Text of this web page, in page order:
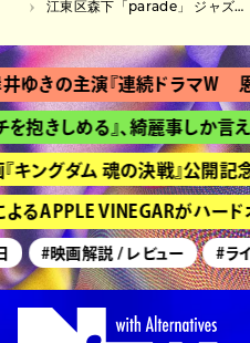
江東区森下「parade」 ジャズ喫茶よりも軽やかで、芯が通った選曲の魅力
演『連続ドラマＷ 恩田陸 ユ
る』、綺麗事しか言えない少
ム 魂の決戦』公開記念PV解
VINEGARがハードオフ
映画解説 / レビュー #ライブレ